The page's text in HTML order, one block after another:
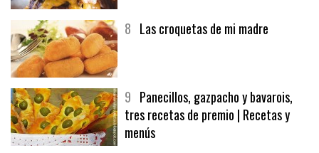
8 Las croquetas de mi madre
9 Panecillos, gazpacho y bavarois,
tres recetas de premio | Recetas y
menús